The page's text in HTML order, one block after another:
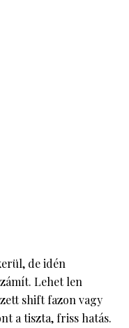
de idén
Lehet len
shift fazon vagy
a tiszta, friss hatás.